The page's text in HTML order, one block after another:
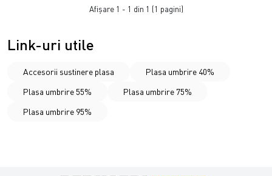
Afişare 1 - 1 din 1 (1 pagini)
Link-uri utile
Accesorii sustinere plasa
Plasa umbrire 40%
Plasa umbrire 55%
Plasa umbrire 75%
Plasa umbrire 95%